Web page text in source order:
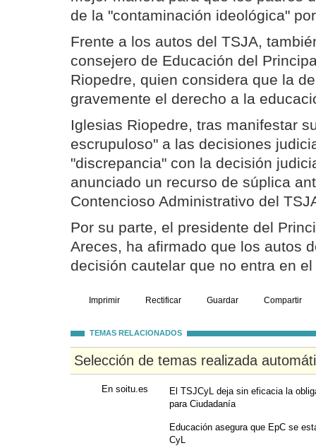
de la "contaminación ideológica"
Frente a los autos del TSJA,
consejero de Educación del
Riopedre, quien considera que la
gravemente el derecho a la
Iglesias Riopedre, tras manifestar
escrupuloso" a las decisiones
"discrepancia" con la decisión
anunciado un recurso de súplica
Contencioso Administrativo del
Por su parte, el presidente del
Areces, ha afirmado que los autos
decisión cautelar que no entra en
Imprimir Rectificar Guardar Compartir
TEMAS RELACIONADOS
Selección de temas realizada
En soitu.es
El TSJCyL deja sin eficacia la
para Ciudadanía
Educación asegura que EpC se
CyL